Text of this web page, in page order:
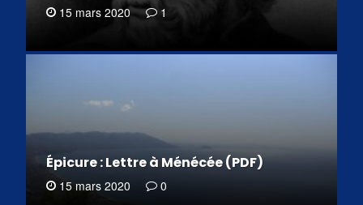
15 mars 2020 1
Épicure : Lettre à Ménécée (PDF)
15 mars 2020 0